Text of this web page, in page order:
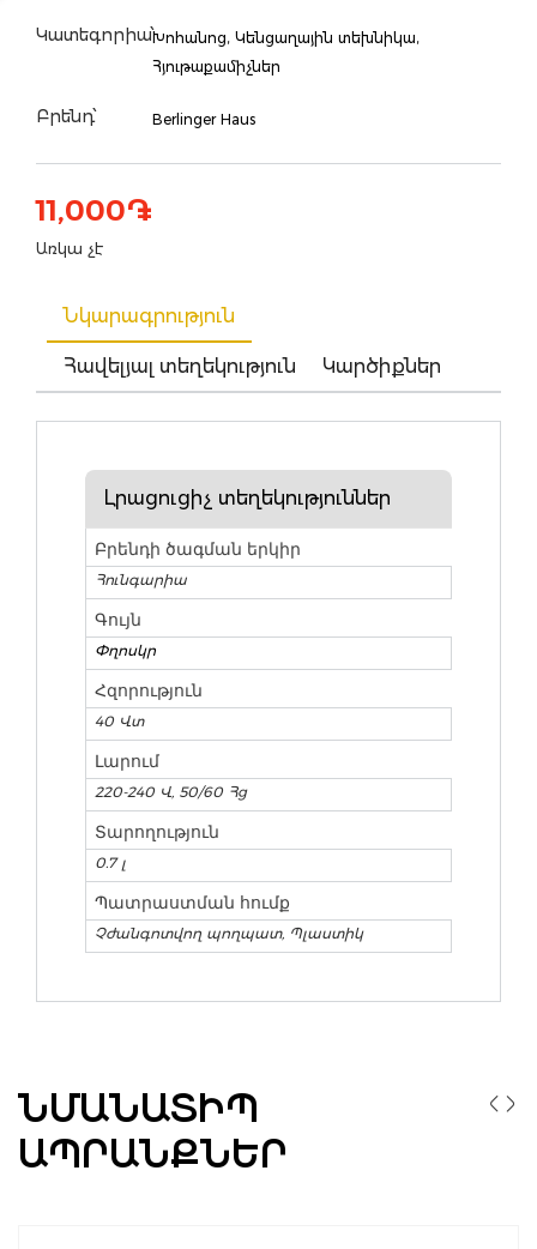
Կատեգորիա՝Խոհանոց, Կենցաղային տեխնիկա,
Հյութաքամիչներ
Բրենդ՝ Berlinger Haus
11,000֏
Առկա չէ
Նկարագրություն
Հավելյալ տեղեկություն Կարծիքներ
Լրացուցիչ տեղեկություններ
Բրենդի ծագման երկիր
Հունգարիա
Գույն
Փղոսկր
Հզորություն
40 Վտ
Լարում
220-240 Վ, 50/60 Հց
Տարողություն
0.7 լ
Պատրաստման հումք
Չժանգոտվող պողպատ, Պլաստիկ
ՆՄԱՆԱՏԻՊ
ԱՊՐԱՆՔՆԵՐ